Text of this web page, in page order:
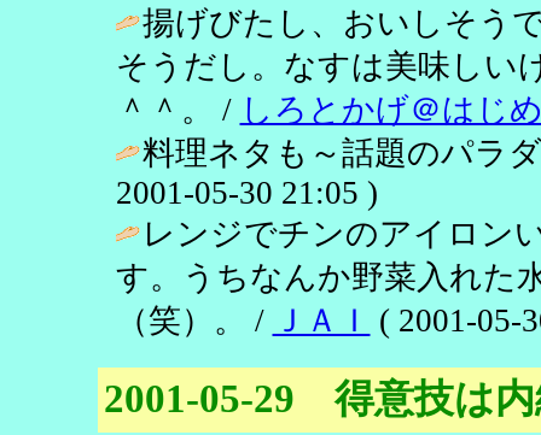
揚げびたし、おいしそう
そうだし。なすは美味しい
＾＾。 / しろとかげ＠はじ
料理ネタも～話題のパラ
2001-05-30 21:05 )
レンジでチンのアイロン
す。うちなんか野菜入れた
（笑）。 / ＪＡＩ ( 2001-05-
2001-05-29 得意技は